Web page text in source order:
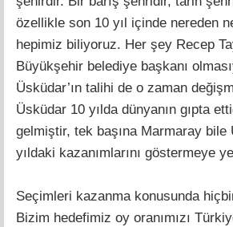
özellikle son 10 yıl içinde nereden
hepimiz biliyoruz. Her şey Recep
Büyükşehir belediye başkanı
Üsküdar’ın talihi de o zaman
Üsküdar 10 yılda dünyanın gıpta
gelmiştir, tek başına Marmaray bile
yıldaki kazanımlarını göstermeye
Seçimleri kazanma konusunda
Bizim hedefimiz oy oranımızı